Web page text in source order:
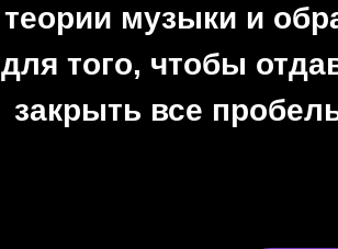
теории музыки и
для того, чтобы
закрыть все